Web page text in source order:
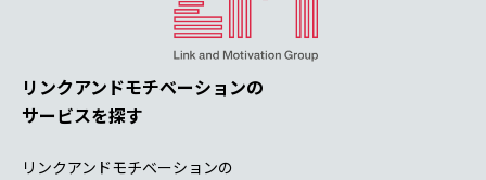
リンクアンドモチベーションの
サービスを探す
リンクアンドモチベーションの